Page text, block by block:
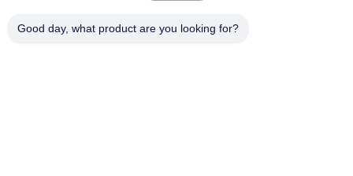
Good day, what product are you looking for?